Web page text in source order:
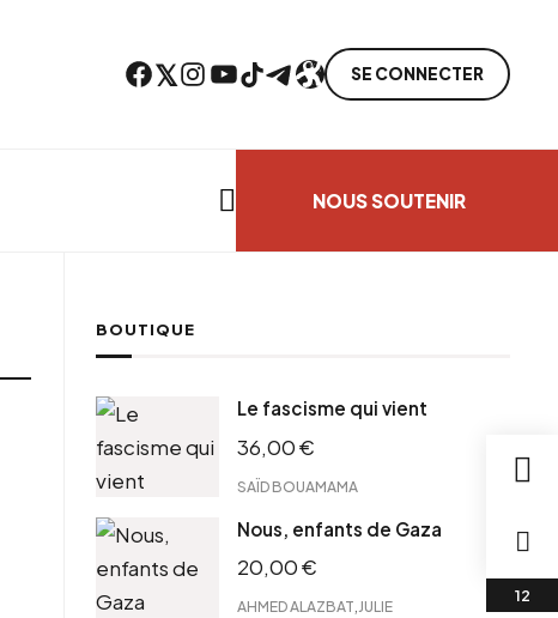
Facebook Twitter Instagram YouTube TikTok TelegramLien SE CONNECTER
NOUS SOUTENIR
BOUTIQUE
Le fascisme qui vient
36,00€
SAÏD BOUAMAMA
Nous, enfants de Gaza
20,00€
AHMED ALAZBAT JULIE